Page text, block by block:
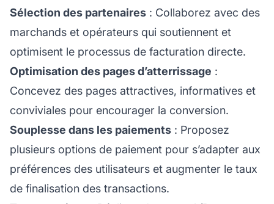
Sélection des partenaires : Collaborez avec des
marchands et opérateurs qui soutiennent et
optimisent le processus de facturation directe.
Optimisation des pages d’atterrissage :
Concevez des pages attractives, informatives et
conviviales pour encourager la conversion.
Souplesse dans les paiements : Proposez
plusieurs options de paiement pour s’adapter aux
préférences des utilisateurs et augmenter le taux
de finalisation des transactions.